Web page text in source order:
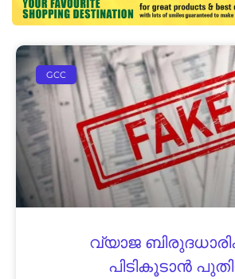
GCC
വ്യാജ
പിടികൂടാൻ